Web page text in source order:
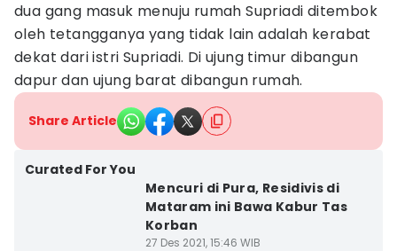
dua gang masuk menuju rumah Supriadi ditembok
oleh tetangganya yang tidak lain adalah kerabat
dekat dari istri Supriadi. Di ujung timur dibangun
dapur dan ujung barat dibangun rumah.
Share Article
Curated For You
Mencuri di Pura, Residivis di
Mataram ini Bawa Kabur Tas
Korban
27 Des 2021, 15:46 WIB